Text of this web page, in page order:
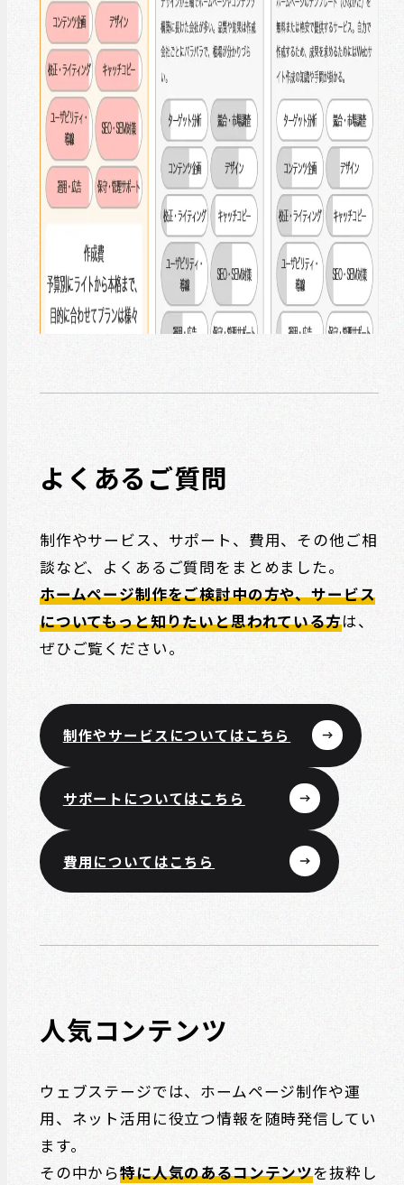
よくあるご質問
制作やサービス、サポート、費用、その他ご相
談など、よくあるご質問をまとめました。
ホームページ制作をご検討中の方や、サービス
についてもっと知りたいと思われている方は、
ぜひご覧ください。
制作やサービスについてはこちら
サポートについてはこちら
費用についてはこちら
人気コンテンツ
ウェブステージでは、ホームページ制作や運
用、ネット活用に役立つ情報を随時発信してい
ます。
その中から特に人気のあるコンテンツを抜粋し